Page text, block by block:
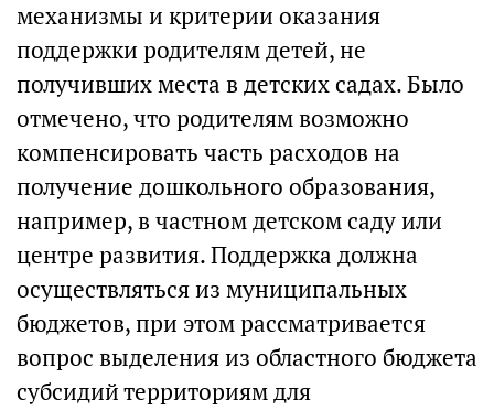
механизмы и критерии оказания
поддержки родителям детей, не
получивших места в детских садах. Было
отмечено, что родителям возможно
компенсировать часть расходов на
получение дошкольного образования,
например, в частном детском саду или
центре развития. Поддержка должна
осуществляться из муниципальных
бюджетов, при этом рассматривается
вопрос выделения из областного бюджета
субсидий территориям для